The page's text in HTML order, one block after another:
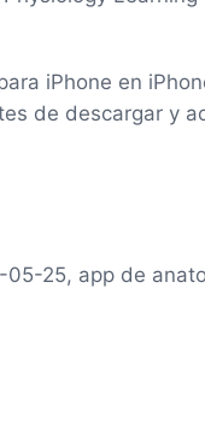
iPhone en
de descargar y
25, app de